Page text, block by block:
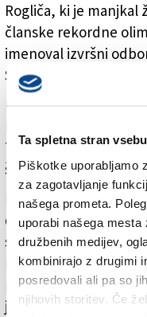
Ta spletna stran
Piškotke uporabljamo
za zagotavljanje
našega prometa.
uporabi našega
družbenih medijev,
kombinirajo z drugimi
posredovali ali pa so
njihovih storitev. Če
Rogliča, ki je manjkal
članske rekordne
imenoval izvršni
Slovenije.
Med četverico
Tratnik, v četverici na
še Luka Mezgec in
Murn je pred tremi
dokončno odločil
storil takoj po Touru.
nimam, ampak
padca za Primoža
je glede stanja 34-